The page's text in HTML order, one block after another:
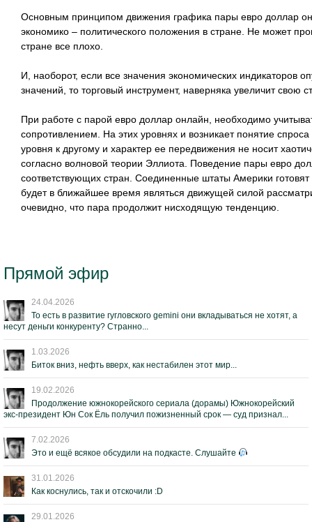
Основным принципом движения графика пары евро доллар
экономико – политического положения в стране. Не может
стране все плохо.
И, наоборот, если все значения экономических индикаторов
значений, то торговый инструмент, наверняка увеличит свою
При работе с парой евро доллар онлайн, необходимо
сопротивлением. На этих уровнях и возникает понятие
уровня к другому и характер ее передвижения не носит
согласно волновой теории Эллиота. Поведение пары евро
соответствующих стран. Соединенные штаты Америки
будет в ближайшее время являться движущей силой
очевидно, что пара продолжит нисходящую тенденцию.
Прямой эфир
24.04.2026
То есть в развитие гугловского gemini они вкладываться не хотят, а
несут деньги конкуренту? Странно...
1.03.2026
Биток вниз, нефть вверх, как нестабилен этот мир...
19.02.2026
Продолжение южнокорейского сериала (дорамы) Южнокорейский
экс-президент Юн Сок Ёль получил пожизненный срок — суд признал...
7.02.2026
Это и ещё всякое обсудили на подкасте. Слушайте
31.01.2026
Как коснулись, так и отскочили :D
29.01.2026